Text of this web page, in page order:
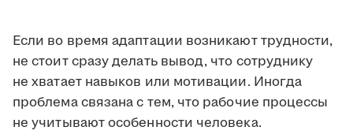
Если во время адаптации возникают трудности,
не стоит сразу делать вывод, что сотруднику
не хватает навыков или мотивации. Иногда
проблема связана с тем, что рабочие процессы
не учитывают особенности человека.